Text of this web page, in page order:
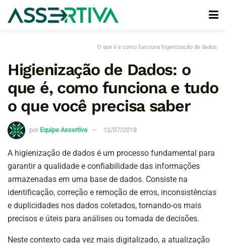
O que é e como funciona higienização de dados.
Higienização de Dados: o
que é, como funciona e tudo
o que você precisa saber
por Equipe Assertiva 12/07/2018
A higienização de dados é um processo fundamental para
garantir a qualidade e confiabilidade das informações
armazenadas em uma base de dados. Consiste na
identificação, correção e remoção de erros, inconsistências
e duplicidades nos dados coletados, tornando-os mais
precisos e úteis para análises ou tomada de decisões.
Neste contexto cada vez mais digitalizado, a atualização